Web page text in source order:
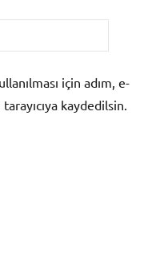
için adım, e-
kaydedilsin.